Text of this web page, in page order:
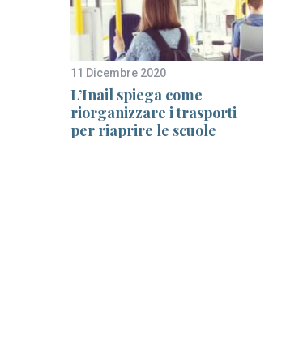
11 Dicembre 2020
L’Inail spiega come
riorganizzare i trasporti
per riaprire le scuole